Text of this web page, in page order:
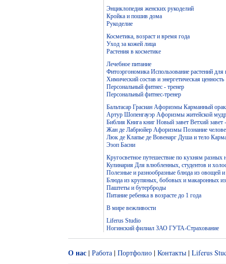
Энциклопедия женских рукоделий
Кройка и пошив дома
Рукоделие
Косметика, возраст и время года
Уход за кожей лица
Растения в косметике
Лечебное питание
Фитоэргономика Использование растений
Химический состав и энергетическая
Персональный фитнес - тренер
Персональный фитнес-тренер
Бальтасар Грасиан Афоризмы Карманный
Артур Шопенгауэр Афоризмы житейской
Библия Книга книг Новый завет Ветхий завет
Жан де Лабрюйер Афоризмы Познание
Люк де Клапье де Вовенарг Душа и тело
Эзоп Басни
Кругосветное путешествие по кухням разных
Кулинария Для влюбленных, студентов и
Полезные и разнообразные блюда из овощей
Блюда из крупяных, бобовых и макаронных
Паштеты и бутерброды
Питание ребенка в возрасте до 1 года
В мире вежливости
Liferus Studio
Ногинский филиал ЗАО ГУТА-Страхование
О нас | Работа | Портфолио | Контакты | Liferus